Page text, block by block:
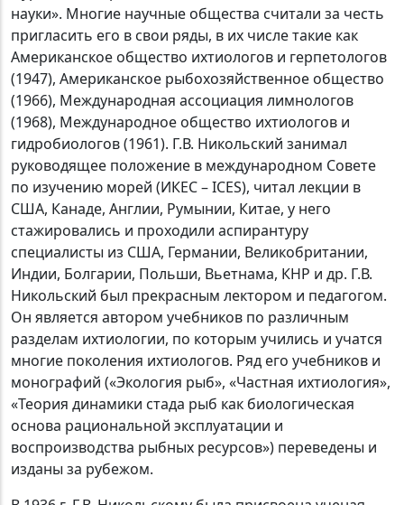
науки». Многие научные общества считали за честь
пригласить его в свои ряды, в их числе такие как
Американское общество ихтиологов и герпетологов
(1947), Американское рыбохозяйственное общество
(1966), Международная ассоциация лимнологов
(1968), Международное общество ихтиологов и
гидробиологов (1961). Г.В. Никольский занимал
руководящее положение в международном Совете
по изучению морей (ИКЕС –ICES), читал лекции в
США, Канаде, Англии, Румынии, Китае, у него
стажировались и проходили аспирантуру
специалисты из США, Германии, Великобритании,
Индии, Болгарии, Польши, Вьетнама, КНР и др. Г.В.
Никольский был прекрасным лектором и педагогом.
Он является автором учебников по различным
разделам ихтиологии, по которым учились и учатся
многие поколения ихтиологов. Ряд его учебников и
монографий («Экология рыб», «Частная ихтиология»,
«Теория динамики стада рыб как биологическая
основа рациональной эксплуатации и
воспроизводства рыбных ресурсов») переведены и
изданы за рубежом.